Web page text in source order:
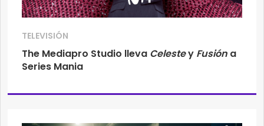
TELEVISIÓN
The Mediapro Studio lleva Celestey Fusión a
Series Mania